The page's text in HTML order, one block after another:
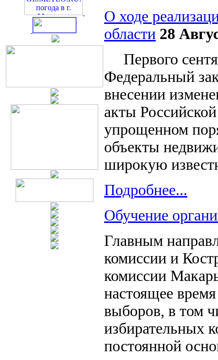
О ходе
области 28
Первого
Федеральный
внесении
акты
упрощенном
объекты
широкую
Подробнее...
Обучение
Главным
комиссии и
комиссии
настоящее
выборов, в том
избирательных
постоянной